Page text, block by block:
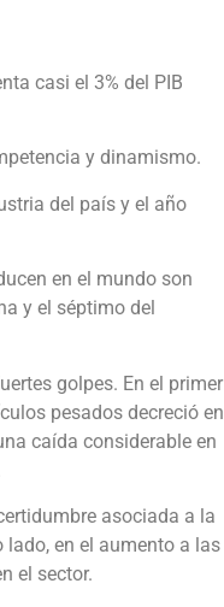
casi el 3% del PIB
y dinamismo.
del país y el año
en el mundo son
y el séptimo del
golpes. En el primer
pesados decreció en
caída considerable en
asociada a la
lado, en el aumento a las
el sector.